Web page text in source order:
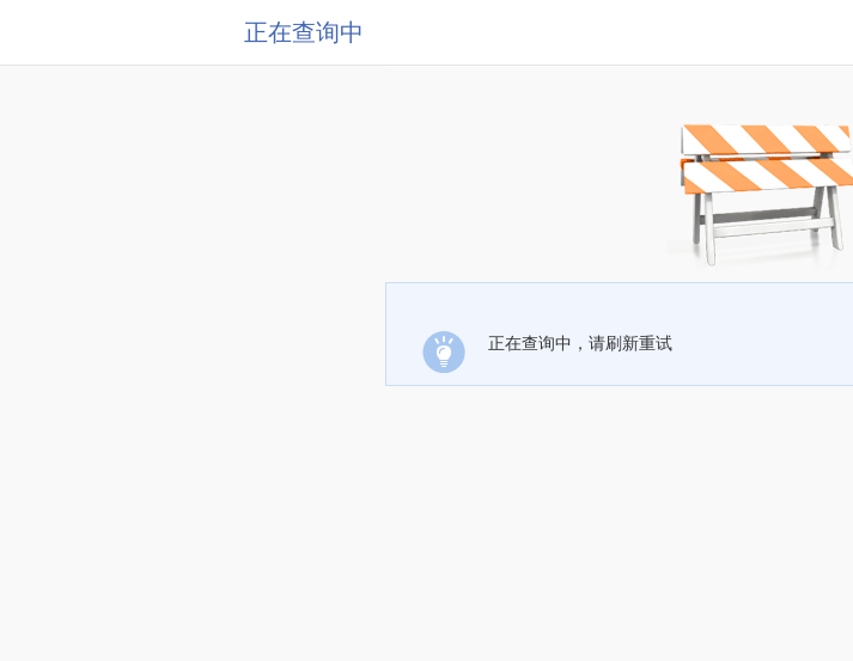
正在查询中
正在查询中，请刷新重试